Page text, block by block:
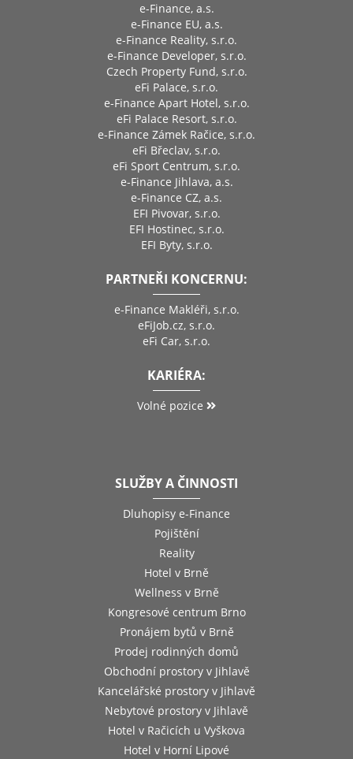
e-Finance, a.s.
e-Finance EU, a.s.
e-Finance Reality, s.r.o.
e-Finance Developer, s.r.o.
Czech Property Fund, s.r.o.
eFi Palace, s.r.o.
e-Finance Apart Hotel, s.r.o.
eFi Palace Resort, s.r.o.
e-Finance Zámek Račice, s.r.o.
eFi Břeclav, s.r.o.
eFi Sport Centrum, s.r.o.
e-Finance Jihlava, a.s.
e-Finance CZ, a.s.
EFI Pivovar, s.r.o.
EFI Hostinec, s.r.o.
EFI Byty, s.r.o.
PARTNEŘI KONCERNU:
e-Finance Makléři, s.r.o.
eFiJob.cz, s.r.o.
eFi Car, s.r.o.
KARIÉRA:
Volné pozice
SLUŽBY A ČINNOSTI
Dluhopisy e-Finance
Pojištění
Reality
Hotel v Brně
Wellness v Brně
Kongresové centrum Brno
Pronájem bytů v Brně
Prodej rodinných domů
Obchodní prostory v Jihlavě
Kancelářské prostory v Jihlavě
Nebytové prostory v Jihlavě
Hotel v Račicích u Vyškova
Hotel v Horní Lipové